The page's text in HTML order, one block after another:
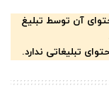
آن توسط تبلیغ
تبلیغاتی ندارد.